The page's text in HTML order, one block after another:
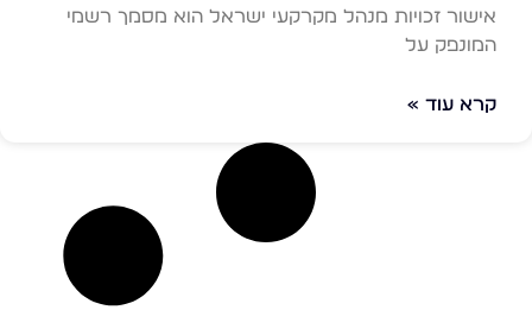
אישור זכויות מנהל מקרקעי ישראל הוא מסמך רשמי
המונפק על
קרא עוד »